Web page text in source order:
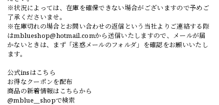
※状況によっては、在庫を確保できない場合がございますので予めご
了承くださいませ。
※在庫切れの場合とお問い合わせの返信という当社よりご連絡する際
はmblueshop@hotmail.comから送信いたしますので、メールが届
かないときは、まず「迷惑メールのフォルダ」を確認をお願いいたし
ます。
公式insはこちら
お得なクーポンを配布
商品の新着情報はこちらから
@mblue__shopで検索